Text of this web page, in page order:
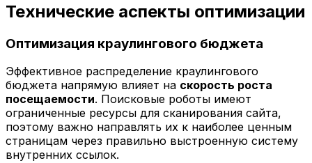
Технические аспекты оптимизации
Оптимизация краулингового бюджета
Эффективное распределение краулингового
бюджета напрямую влияет на скорость роста
посещаемости. Поисковые роботы имеют
ограниченные ресурсы для сканирования сайта,
поэтому важно направлять их к наиболее ценным
страницам через правильно выстроенную систему
внутренних ссылок.